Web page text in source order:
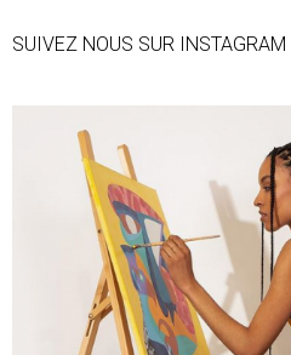
SUIVEZ NOUS SUR INSTAGRAM